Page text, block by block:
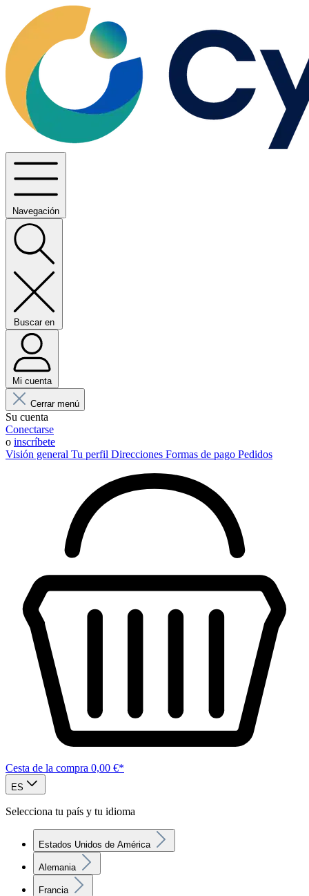
Navegación
Buscar en
Mi cuenta
Cerrar menú
Su cuenta
Conectarse
o inscríbete
Visión general Tu perfil Direcciones Formas de pago Pedidos
Cesta de la compra 0,00 €*
ES
Selecciona tu país y tu idioma
Estados Unidos de América
Alemania
Francia